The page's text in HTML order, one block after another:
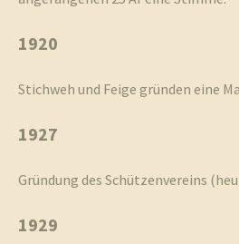
1920
Stichweh und Feige gründen eine
1927
Gründung des Schützenvereins
1929